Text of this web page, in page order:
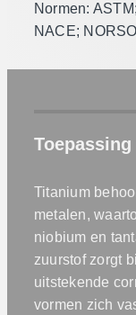
Normen:
NACE;
Titanium
metalen,
niobium en
zuurstof zorgt
uitstekende
vormen zich